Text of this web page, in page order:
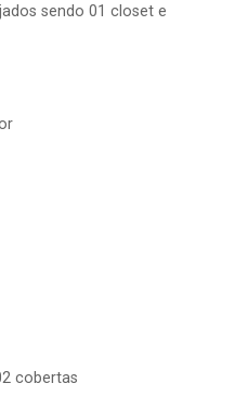
sendo 01 closet e
cobertas